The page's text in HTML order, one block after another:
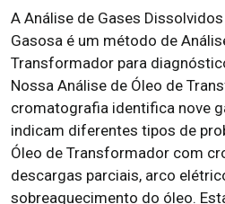
A Análise de Gases
Gasosa é um método de
Transformador para
Nossa Análise de Óleo de
cromatografia identifica nove
indicam diferentes tipos de
Óleo de Transformador com
descargas parciais, arco
sobreaquecimento do óleo.